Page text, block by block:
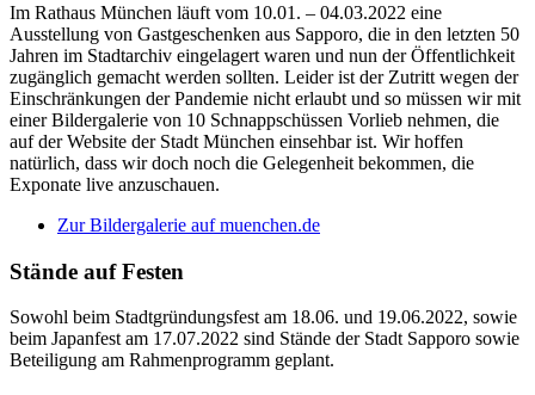
Im Rathaus München läuft vom 10.01. – 04.03.2022 eine
Ausstellung von Gastgeschenken aus Sapporo, die in den letzten 50
Jahren im Stadtarchiv eingelagert waren und nun der Öffentlichkeit
zugänglich gemacht werden sollten. Leider ist der Zutritt wegen der
Einschränkungen der Pandemie nicht erlaubt und so müssen wir mit
einer Bildergalerie von 10 Schnappschüssen Vorlieb nehmen, die
auf der Website der Stadt München einsehbar ist. Wir hoffen
natürlich, dass wir doch noch die Gelegenheit bekommen, die
Exponate live anzuschauen.
Zur Bildergalerie auf muenchen.de
Stände auf Festen
Sowohl beim Stadtgründungsfest am 18.06. und 19.06.2022, sowie
beim Japanfest am 17.07.2022 sind Stände der Stadt Sapporo sowie
Beteiligung am Rahmenprogramm geplant.